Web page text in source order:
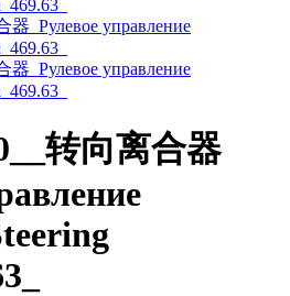
转向离合器